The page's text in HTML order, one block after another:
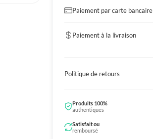
Paiement par carte bancaire
Paiement à la livraison
Politique de retours
Produits 100%
authentiques
Satisfait ou
remboursé